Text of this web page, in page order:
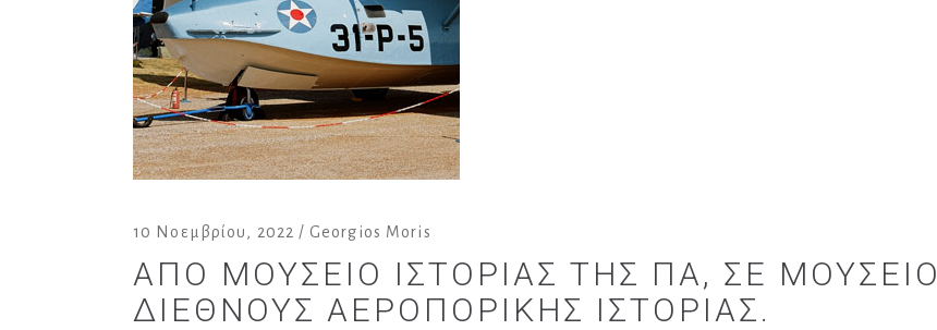
10 Νοεμβρίου, 2022 Georgios Moris
ΑΠΌ ΜΟΥΣΕΊΟ ΙΣΤΟΡΊΑΣ ΤΗΣ ΠΑ, ΣΕ ΜΟΥΣΕΊΟ
ΔΙΕΘΝΟΎΣ ΑΕΡΟΠΟΡΙΚΉΣ ΙΣΤΟΡΊΑΣ.